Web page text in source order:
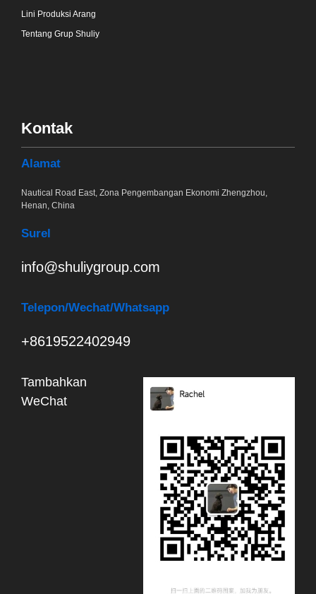
Lini Produksi Arang
Tentang Grup Shuliy
Kontak
Alamat
Nautical Road East, Zona Pengembangan Ekonomi Zhengzhou,
Henan, China
Surel
info@shuliygroup.com
Telepon/Wechat/Whatsapp
+8619522402949
Tambahkan
WeChat